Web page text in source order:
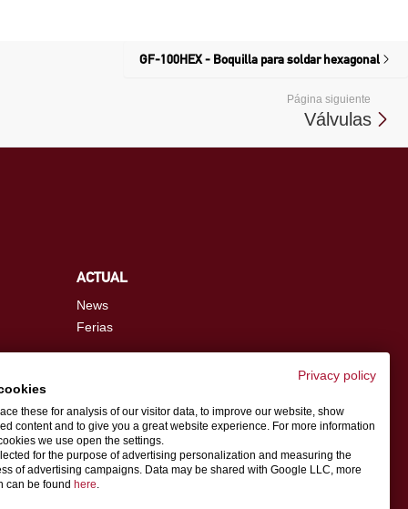
GF-100HEX - Boquilla para soldar hexagonal
Página siguiente
Válvulas
ACTUAL
News
Ferias
Persona de contacto
Privacy policy
these for analysis of our visitor data, to improve our website, show
content and to give you a great website experience. For more information
we use open the settings.
for the purpose of advertising personalization and measuring the
of advertising campaigns. Data may be shared with Google LLC, more
can be found here.